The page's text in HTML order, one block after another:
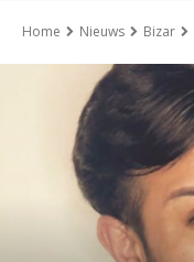
Home Nieuws Bizar